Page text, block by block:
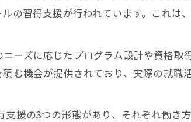
の習得支援が行われています。これは
ーズに応じたプログラム設計や資格
む機会が提供されており、実際の就職
援の3つの形態があり、それぞれ働き